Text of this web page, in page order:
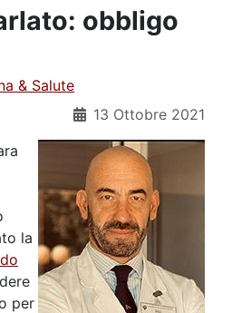
obbligo
& Salute
13 Ottobre 2021
la
per